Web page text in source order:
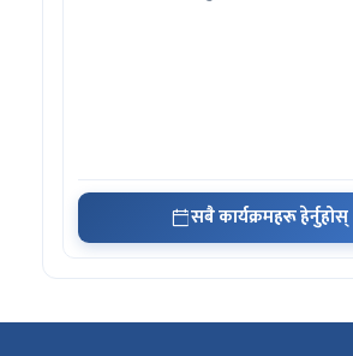
सबै कार्यक्रमहरू हेर्नुहोस्